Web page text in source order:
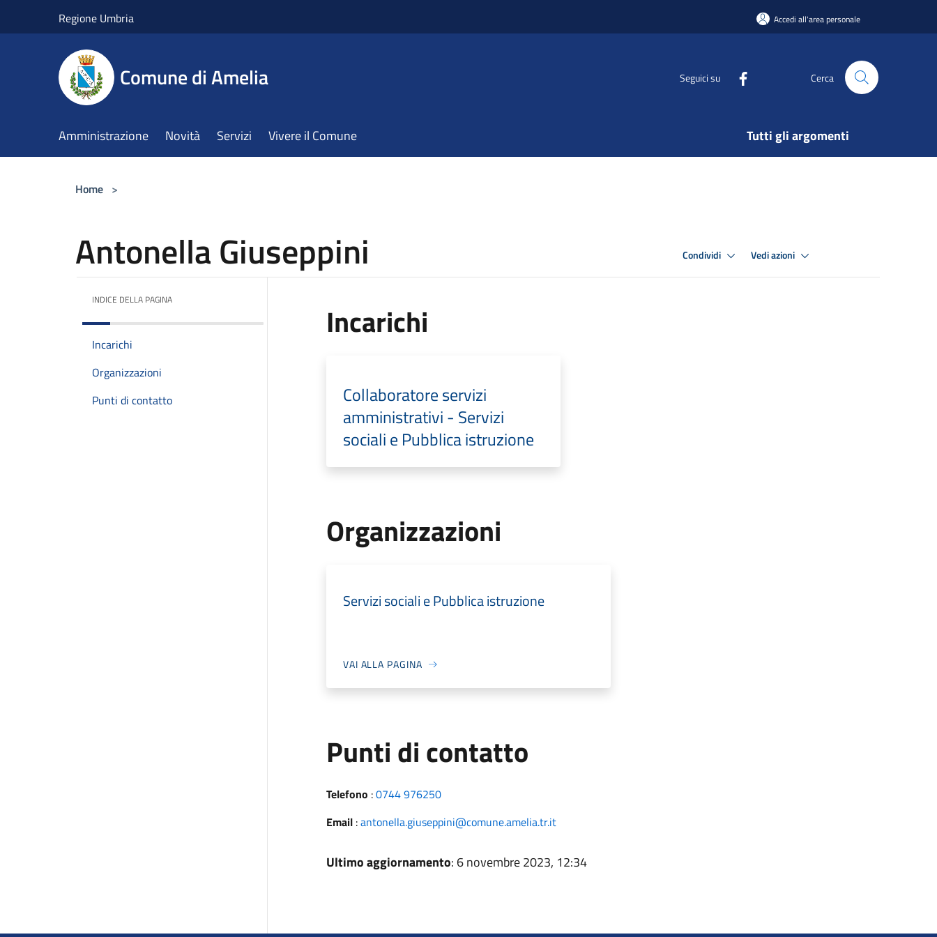
Regione Umbria Accedi all'area personale
Comune di Amelia Seguici su Cerca
Amministrazione Novità Servizi Vivere il Comune Tutti gli argomenti
Home >
Antonella Giuseppini Condividi Vedi azioni
INDICE DELLA PAGINA
Incarichi
Organizzazioni
Punti di contatto
Incarichi
Collaboratore servizi
amministrativi - Servizi
sociali e Pubblica istruzione
Organizzazioni
Servizi sociali e Pubblica istruzione
VAI ALLA PAGINA
Punti di contatto
Telefono :0744 976250
Email:antonella.giuseppini@comune.amelia.tr.it
Ultimo aggiornamento: 6 novembre 2023, 12:34